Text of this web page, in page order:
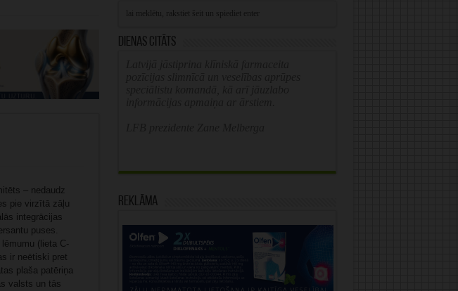
– nedaudz
pie virzītā zāļu
integrācijas
puses.
(lieta C-
ir neētiski pret
plaša patēriņa
valsts un tās
Dienas citāts
Reklāma